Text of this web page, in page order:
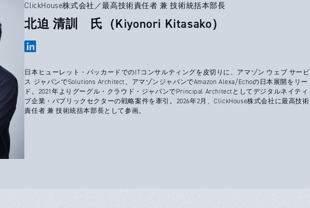
ClickHouse株式会社／最高技術責任者 兼 技術統括本部長
北迫 清訓 氏（Kiyonori Kitasako）
日本ヒューレット・パッカードでのITコンサルティングを皮切りに、アマゾン ウェブ サービ
ス ジャパンでSolutions Architect、アマゾンジャパンでAmazon Alexa/Echoの日本展開をリー
ド。2021年よりグーグル・クラウド・ジャパンでPrincipal Architectとしてデジタルネイティ
ブ企業・パブリックセクターの戦略案件を牽引。2026年2月、ClickHouse株式会社に最高技術
責任者 兼 技術統括本部長として参画。